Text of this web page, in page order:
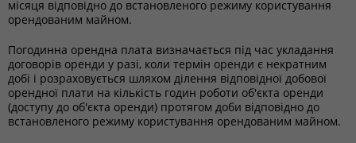
місяця відповідно до встановленого режиму користування
орендованим майном.
Погодинна орендна плата визначається під час укладання
договорів оренди у разі, коли термін оренди є некратним
добі і розраховується шляхом ділення відповідної добової
орендної плати на кількість годин роботи об'єкта оренди
(доступу до об'єкта оренди) протягом доби відповідно до
встановленого режиму користування орендованим майном.